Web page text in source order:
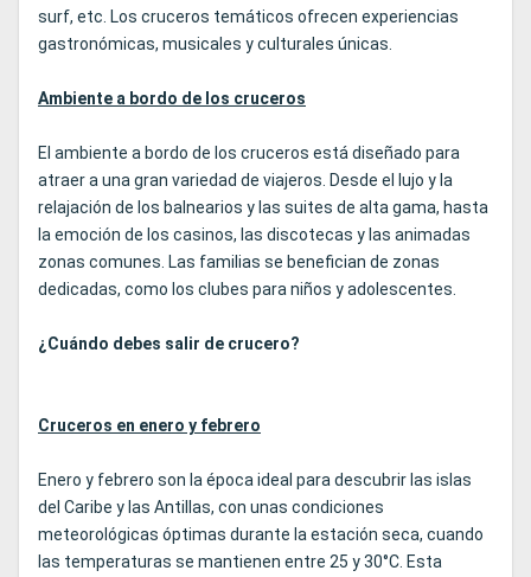
surf, etc. Los cruceros temáticos ofrecen experiencias
gastronómicas, musicales y culturales únicas.
Ambiente a bordo de los cruceros
El ambiente a bordo de los cruceros está diseñado para
atraer a una gran variedad de viajeros. Desde el lujo y la
relajación de los balnearios y las suites de alta gama, hasta
la emoción de los casinos, las discotecas y las animadas
zonas comunes. Las familias se benefician de zonas
dedicadas, como los clubes para niños y adolescentes.
¿Cuándo debes salir de crucero?
Cruceros en enero y febrero
Enero y febrero son la época ideal para descubrir las islas
del Caribe y las Antillas, con unas condiciones
meteorológicas óptimas durante la estación seca, cuando
las temperaturas se mantienen entre 25 y 30°C. Esta